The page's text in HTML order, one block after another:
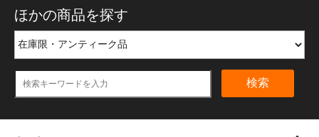
ほかの商品を探す
検索